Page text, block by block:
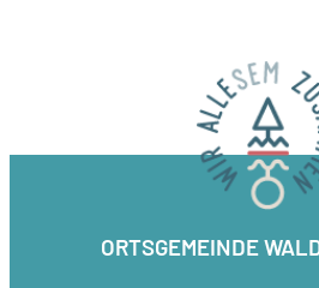
ORTSGEMEINDE